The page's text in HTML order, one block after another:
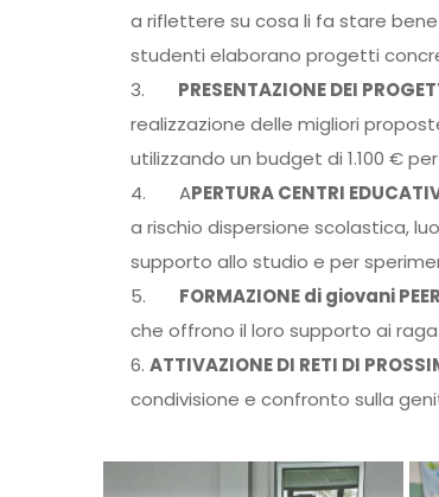
a riflettere su cosa li fa stare
studenti elaborano progetti
3. PRESENTAZIONE DEI
realizzazione delle migliori
utilizzando un budget di 1.100 €
4. APERTURA CENTRI
a rischio dispersione scolastica,
supporto allo studio e per
5. FORMAZIONE di giovani
che offrono il loro supporto ai
6. ATTIVAZIONE DI RETI DI
condivisione e confronto sulla